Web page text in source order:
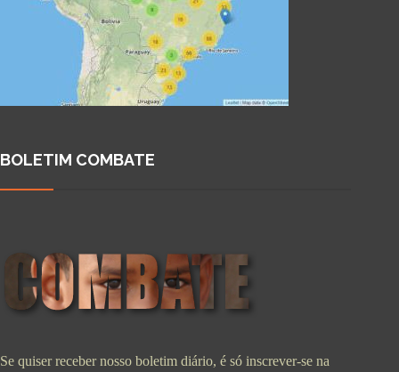
BOLETIM COMBATE
Se quiser receber nosso boletim diário, é só inscrever-se na